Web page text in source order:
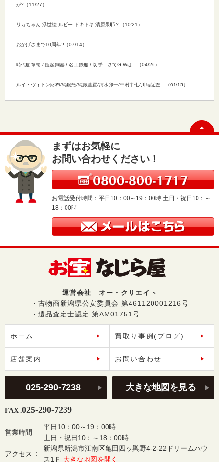
が?（11/27）
リカちゃん 浮世絵 ルビー ドキドキ 清原果耶？（10/21）
おかげさまで10周年!!（07/14）
時代船箪笥 / 鎚起銅器 / 名工鉄瓶 / 切手…さてG.Wは…（04/26）
ルイ・ヴィトン財布/純銀瓶/純銀蓋置/清水卯一/中村半七/川端近左…（01/15）
まずはお気軽に
お問い合わせください！
お電話受付時間：平日10：00～19：00時 土日・祝日10：～
18：00時
運営会社 オー・クリエイト
・古物商新潟県公安委員会 第461120001216号
・遺品査定士認定 第AM01751号
ホーム 買取り事例(ブログ)
店舗案内 お問い合わせ
025-290-7238 大きな地図を見る
FAX .025-290-7239
営業時間
平日10：00～19：00時
土日・祝日10：～18：00時
アクセス
新潟県新潟市江南区亀田四ッ輿野4-2-22ドリームハウ
ス1Ｆ 大きな地図を開く